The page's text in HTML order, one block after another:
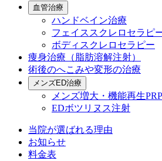
血管治療
ハンドベイン治療
フェイススクレロセラピ
ボディスクレロセラピー
痩身治療（脂肪溶解注射）
術後のへこみや変形の治療
メンズED治療
メンズ増大・機能再生
EDボツリヌス注射
当院が選ばれる理由
お知らせ
料金表